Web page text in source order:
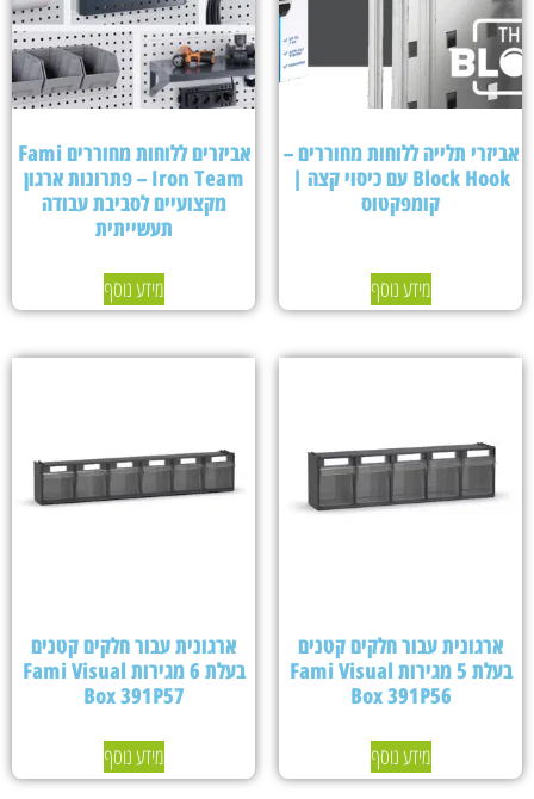
אביזרי תלייה ללוחות מחוררים –
Block Hook עם כיסוי קצה |
קומפקטוס
מידע נוסף
אביזרים ללוחות מחוררים Fami
Iron Team – פתרונות ארגון
מקצועיים לסביבת עבודה
תעשייתית
מידע נוסף
ארגונית עבור חלקים קטנים
בעלת 5 מגירות Fami Visual
Box 391P56
מידע נוסף
ארגונית עבור חלקים קטנים
בעלת 6 מגירות Fami Visual
Box 391P57
מידע נוסף